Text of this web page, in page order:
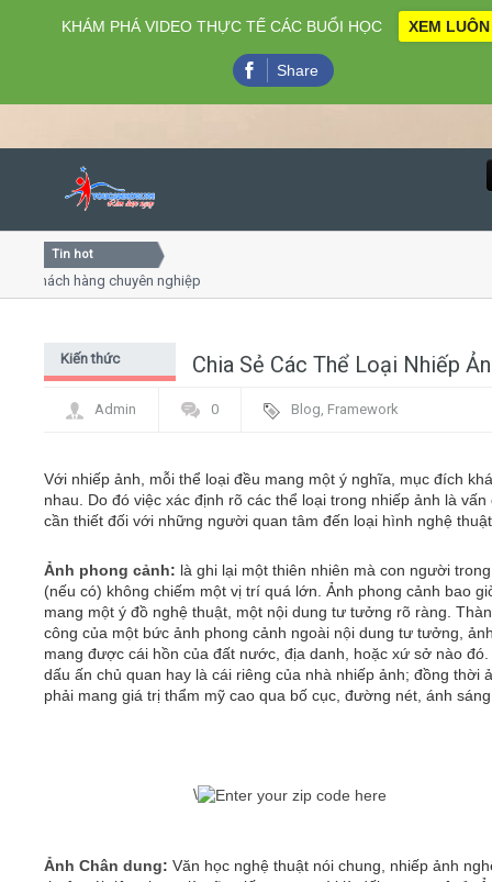
Close
Lịch khai giảng
Kiến thức
Liên hệ - Đăng ký
Tin hot
hàng chuyên nghiệp
Chia Sẻ Các Thể Loại Nhiếp
Kiến thức
Admin
0 Blog, Framework
Với nhiếp ảnh, mỗi thể loại đều mang một ý nghĩa, mục đích
nhau. Do đó việc xác định rõ các thể loại trong nhiếp ảnh là vấn
cần thiết đối với những người quan tâm đến loại hình nghệ
Ảnh phong cảnh: là ghi lại một thiên nhiên mà con người
(nếu có) không chiếm một vị trí quá lớn. Ảnh phong cảnh bao
mang một ý đồ nghệ thuật, một nội dung tư tưởng rõ ràng.
công của một bức ảnh phong cảnh ngoài nội dung tư tưởng,
mang được cái hồn của đất nước, địa danh, hoặc xứ sở nào
dấu ấn chủ quan hay là cái riêng của nhà nhiếp ảnh; đồng thời
phải mang giá trị thẩm mỹ cao qua bố cục, đường nét, ánh
\
Ảnh Chân dung: Văn học nghệ thuật nói chung, nhiếp ảnh
KHÁM PHÁ VIDEO THỰC TẾ CÁC BUỔI HỌC XEM LUÔN
Share